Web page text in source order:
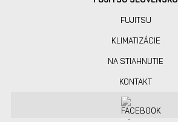
FUJITSU
KLIMATIZÁCIE
NA STIAHNUTIE
KONTAKT